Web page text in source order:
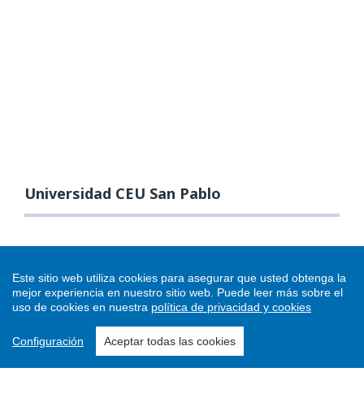
Universidad CEU San Pablo
Este sitio web utiliza cookies para asegurar que usted obtenga la
mejor experiencia en nuestro sitio web. Puede leer más sobre el
uso de cookies en nuestra política de privacidad y cookies
Configuración Aceptar todas las cookies